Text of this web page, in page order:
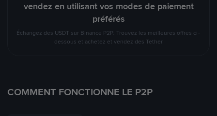
vendez en utilisant vos modes de paiement
préférés
Échangez des USDT sur Binance P2P. Trouvez les meilleures offres ci-
dessous et achetez et vendez des Tether
COMMENT FONCTIONNE LE P2P